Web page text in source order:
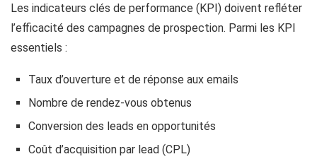
Les indicateurs clés de performance (KPI) doivent refléter
l’efficacité des campagnes de prospection. Parmi les KPI
essentiels :
Taux d’ouverture et de réponse aux emails
Nombre de rendez-vous obtenus
Conversion des leads en opportunités
Coût d’acquisition par lead (CPL)